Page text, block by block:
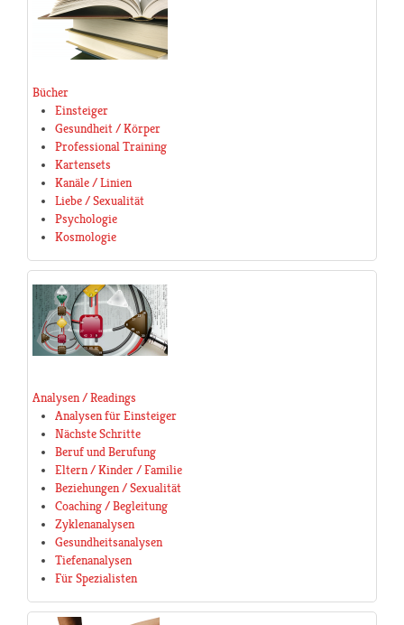
Bücher
Einsteiger
Gesundheit / Körper
Professional Training
Kartensets
Kanäle / Linien
Liebe / Sexualität
Psychologie
Kosmologie
Analysen / Readings
Analysen für Einsteiger
Nächste Schritte
Beruf und Berufung
Eltern / Kinder / Familie
Beziehungen / Sexualität
Coaching / Begleitung
Zyklenanalysen
Gesundheitsanalysen
Tiefenanalysen
Für Spezialisten